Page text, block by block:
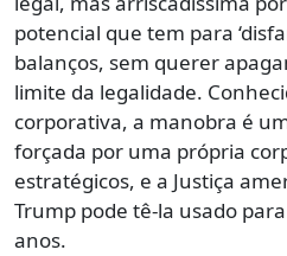
potencial que tem para
balanços, sem querer
limite da legalidade.
corporativa, a manobra é
forçada por uma própria
estratégicos, e a Justiça
Trump pode tê-la usado
anos.